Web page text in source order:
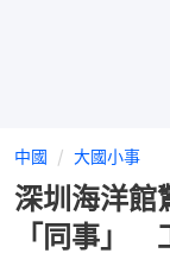
中國 大國小事
深圳海洋
「同事」